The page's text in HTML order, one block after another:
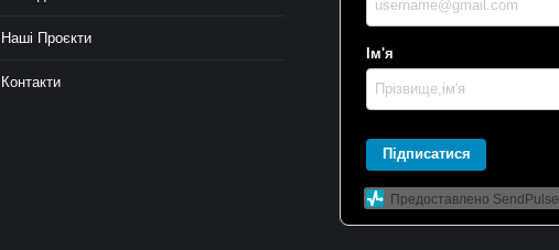
Наші Проєкти
Контакти
Ім'я
Підписатися
Предоставлено SendPulse